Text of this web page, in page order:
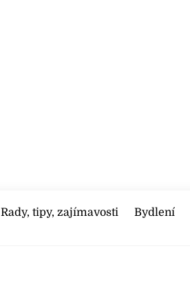
Rady, tipy, zajímavosti Bydlení